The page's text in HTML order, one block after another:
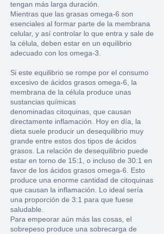
tengan más larga duración.
Mientras que las grasas omega-6 son
esenciales al formar parte de la membrana
celular, y así controlar lo que entra y sale de
la célula, deben estar en un equilibrio
adecuado con los omega-3.
Si este equilibrio se rompe por el consumo
excesivo de ácidos grasos omega-6, la
membrana de la célula produce unas
sustancias químicas
denominadas citoquinas, que causan
directamente inflamación.
Hoy en día, la
dieta suele producir un desequilibrio muy
grande entre estos dos tipos de ácidos
grasos. La relación de desequilibrio puede
estar en torno de 15:1, o incluso de 30:1 en
favor de los ácidos grasos omega-6. Esto
produce una enorme cantidad de citoquinas
que causan la inflamación. Lo ideal sería
una proporción de 3:1 para que fuese
saludable.
Para empeorar aún más las cosas, el
sobrepeso produce una sobrecarga de